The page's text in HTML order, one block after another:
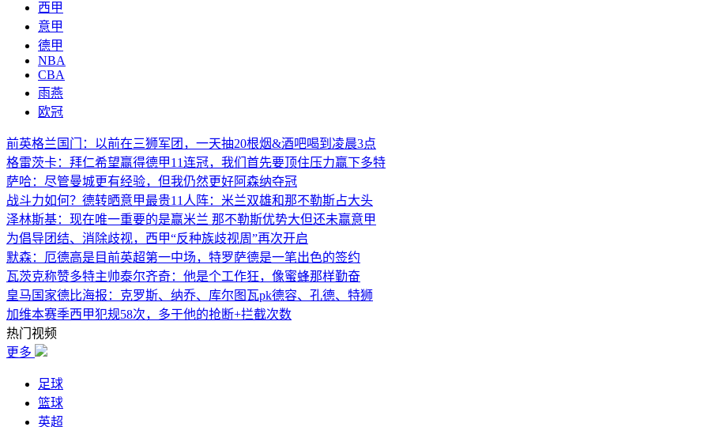
西甲
意甲
德甲
NBA
CBA
雨燕
欧冠
前英格兰国门：以前在三狮军团，一天抽20根烟&酒吧喝到凌晨3点
格雷茨卡：拜仁希望赢得德甲11连冠，我们首先要顶住压力赢下多特
萨哈：尽管曼城更有经验，但我仍然更好阿森纳夺冠
战斗力如何？德转晒意甲最贵11人阵：米兰双雄和那不勒斯占大头
泽林斯基：现在唯一重要的是赢米兰 那不勒斯优势大但还未赢意甲
为倡导团结、消除歧视，西甲“反种族歧视周”再次开启
默森：厄德高是目前英超第一中场，特罗萨德是一笔出色的签约
瓦茨克称赞多特主帅泰尔齐奇：他是个工作狂，像蜜蜂那样勤奋
皇马国家德比海报：克罗斯、纳乔、库尔图瓦pk德容、孔德、特狮
加维本赛季西甲犯规58次，多于他的抢断+拦截次数
热门视频
更多
足球
篮球
英超